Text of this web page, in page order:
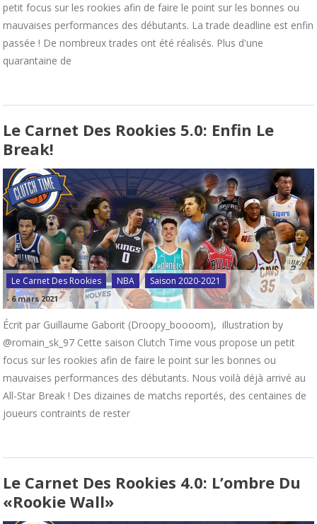
petit focus sur les rookies afin de faire le point sur les bonnes ou
mauvaises performances des débutants. La trade deadline est enfin
passée ! De nombreux trades ont été réalisés. Plus d'une
quarantaine de
Le Carnet Des Rookies 5.0: Enfin Le
Break!
Le Carnet Des Rookies NBA Saison 2020-2021
- 6 mars 2021
Écrit par Guillaume Gaborit (Droopy_boooom), illustration by
@romain_sk_97 Cette saison Clutch Time vous propose un petit
focus sur les rookies afin de faire le point sur les bonnes ou
mauvaises performances des débutants. Nous voilà déjà arrivé au
All-Star Break ! Des dizaines de matchs reportés, des centaines de
joueurs contraints de rester
Le Carnet Des Rookies 4.0: L’ombre Du
«Rookie Wall»